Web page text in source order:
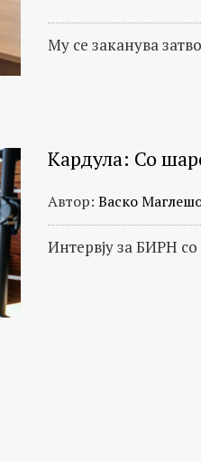
Му се заканува
Кардула: Со
Автор: Васко
Интервју за БИРН